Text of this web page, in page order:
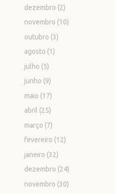
dezembro (2)
novembro (10)
outubro (3)
agosto (1)
julho (5)
junho (9)
maio (17)
abril (25)
março (7)
fevereiro (12)
janeiro (32)
dezembro (24)
novembro (30)